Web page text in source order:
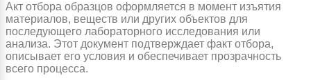
Акт отбора образцов оформляется в момент изъятия
материалов, веществ или других объектов для
последующего лабораторного исследования или
анализа. Этот документ подтверждает факт отбора,
описывает его условия и обеспечивает прозрачность
всего процесса.